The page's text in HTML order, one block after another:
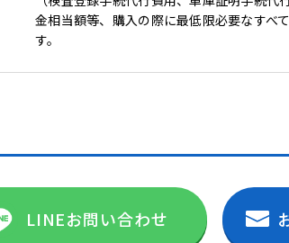
金相当額等、購入の際に最低限必要なすべ
す。
LINEお問い合わせ